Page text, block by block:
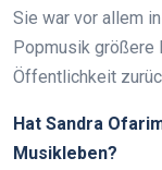
Sie war vor allem
Popmusik größere
Öffentlichkeit
Hat Sandra
Musikleben?